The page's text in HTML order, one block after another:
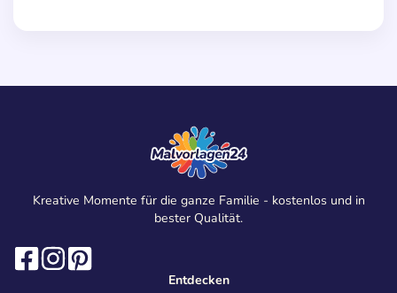
Kreative Momente für die ganze Familie - kostenlos und in
bester Qualität.
Entdecken